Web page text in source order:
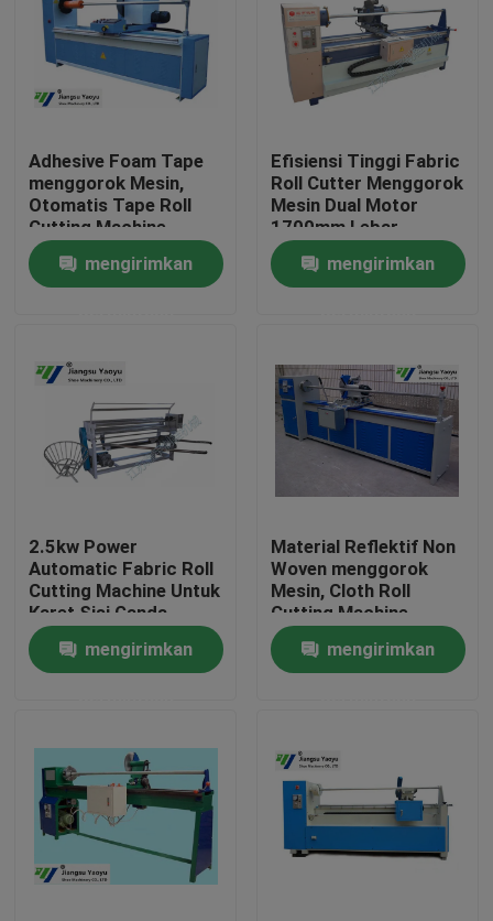
Rumah
Tentang kami
Kontrol kualitas
Hubungi kami
Mesin Pemotong Mati Hidrolik
Mesin Cut Cut Die Hidrolik
Adhesive Foam Tape
menggorok Mesin,
Otomatis Tape Roll
Cutting Machine
mengirimkan
Efisiensi Tinggi Fabric
Roll Cutter Menggorok
Mesin Dual Motor
1700mm Lebar
350mm blade
mengirimkan
2.5kw Power
Automatic Fabric Roll
Cutting Machine Untuk
Karet Sisi Ganda
mengirimkan
Material Reflektif Non
Woven menggorok
Mesin, Cloth Roll
Cutting Machine
mengirimkan